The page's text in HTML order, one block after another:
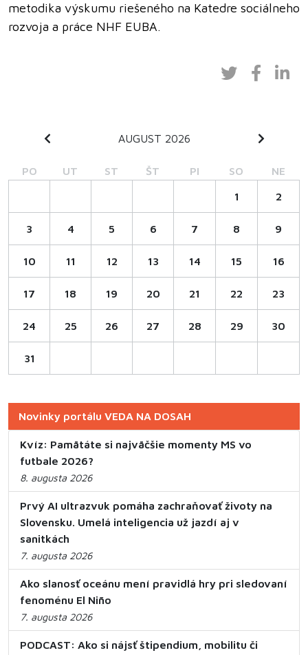
metodika výskumu riešeného na Katedre sociálneho
rozvoja a práce NHF EUBA.
AUGUST 2026
PO UT ST ŠT PI SO NE
1 2
3 4 5 6 7 8 9
10 11 12 13 14 15 16
17 18 19 20 21 22 23
24 25 26 27 28 29 30
31
Novinky portálu VEDA NA DOSAH
Kvíz: Pamätáte si najväčšie momenty MS vo
futbale 2026?
8. augusta 2026
Prvý AI ultrazvuk pomáha zachraňovať životy na
Slovensku. Umelá inteligencia už jazdí aj v
sanitkách
7. augusta 2026
Ako slanosť oceánu mení pravidlá hry pri sledovaní
fenoménu El Niño
7. augusta 2026
PODCAST: Ako si nájsť štipendium, mobilitu či